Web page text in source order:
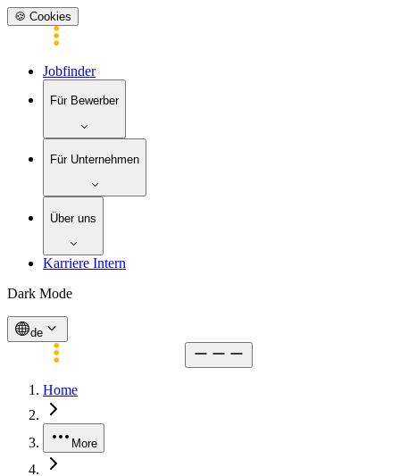
🍪 Cookies
Jobfinder
Für Bewerber
Für Unternehmen
Über uns
Karriere Intern
Dark Mode
de
Home
More